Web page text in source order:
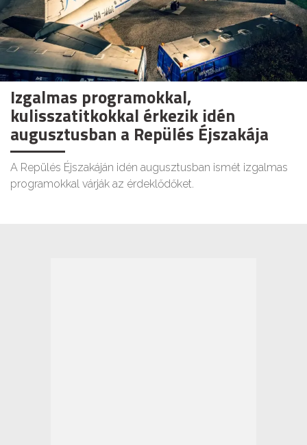
Izgalmas programokkal,
kulisszatitkokkal érkezik idén
augusztusban a Repülés Éjszakája
A Repülés Éjszakáján idén augusztusban ismét izgalmas
programokkal várják az érdeklődőket.